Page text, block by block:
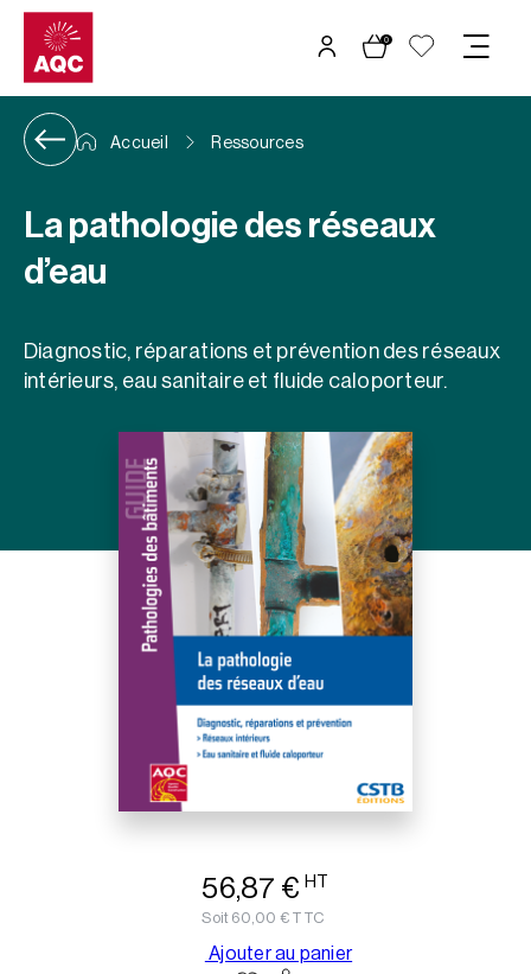
Panneau de gestion des cookies
0
Accueil Ressources
La pathologie des réseaux
d’eau
Diagnostic, réparations et prévention des réseaux
intérieurs, eau sanitaire et fluide caloporteur.
56,87 € HT
Soit 60,00 € TTC
Ajouter au panier